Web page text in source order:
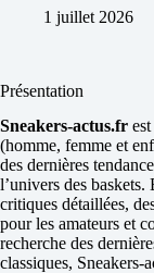
1 juillet 2026
Présentation
Sneakers-actus.fr
(homme, femme et
des dernières
l’univers des baskets.
critiques détaillées,
pour les amateurs et
recherche des
classiques, Sneakers-